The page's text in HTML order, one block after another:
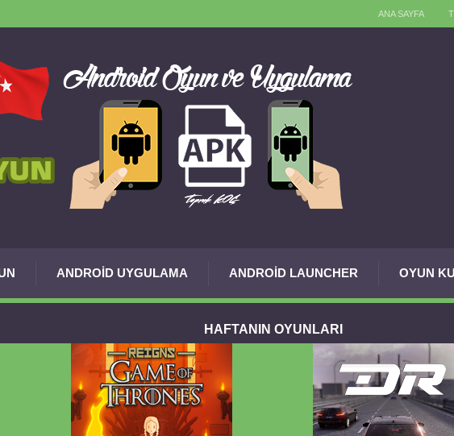
ANA SAYFA
ANDROID UYGULAMA ANDROID LAUNCHER OYUN
HAFTANIN OYUNLARI